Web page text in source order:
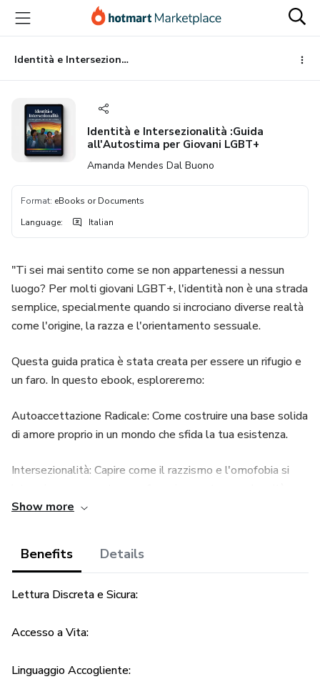
main
content
Identità e Intersezionalità :Guida all'Autostima per Giovani LGBT+
Identità e Intersezionalità :Guida
all'Autostima per Giovani LGBT+
Amanda Mendes Dal Buono
Format: eBooks or Documents
Language: Italian
"Ti sei mai sentito come se non appartenessi a nessun
luogo? Per molti giovani LGBT+, l'identità non è una strada
semplice, specialmente quando si incrociano diverse realtà
come l'origine, la razza e l'orientamento sessuale.
Questa guida pratica è stata creata per essere un rifugio e
un faro. In questo ebook, esploreremo:
Autoaccettazione Radicale: Come costruire una base solida
di amore proprio in un mondo che sfida la tua esistenza.
Intersezionalità: Capire come il razzismo e l'omofobia si
con dignità.
Se sei un giovane afro-italiano, di seconda generazione, o
stesso in un contesto multiculturale, questa guida è per te.
Show more
Benefits Details
Lettura Discreta e Sicura:
Accesso a Vita:
Linguaggio Accogliente: